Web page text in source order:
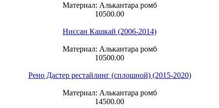
Материал: Алькантара ромб
10500.00
Ниссан Кашкай (2006-2014)
Материал: Алькантара ромб
10500.00
Рено Дастер рестайлинг (сплошной) (2015-2020)
Материал: Алькантара ромб
14500.00